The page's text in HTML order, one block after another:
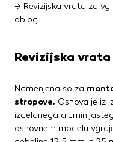
→ Revizijska vrata za
oblog
Revizijska
Namenjena so za
stropove. Osnova je iz
izdelanega
osnovnem modelu